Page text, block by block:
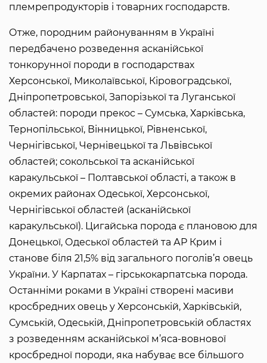
племрепродукторів і товарних господарств.
Отже, породним районуванням в Україні
передбачено розведення асканійської
тонкорунної породи в господарствах
Херсонської, Миколаївської, Кіровоградської,
Дніпропетровської, Запорізької та Луганської
областей: породи прекос – Сумська, Харківська,
Тернопільської, Вінницької, Рівненської,
Чернігівської, Чернівецької та Львівської
областей; сокольської та асканійської
каракульської – Полтавської області, а також в
окремих районах Одеської, Херсонської,
Чернігівської областей (асканійської
каракульської). Цигайська порода є плановою для
Донецької, Одеської областей та АР Крим і
станове біля 21,5% від загального поголів’я овець
України. У Карпатах – гірськокарпатська порода.
Останніми роками в Україні створені масиви
кросбредних овець у Херсонській, Харківській,
Сумській, Одеській, Дніпропетровській областях
з розведенням асканійської м’яса-вовнової
кросбредної породи, яка набуває все більшого